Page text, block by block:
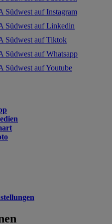
Südwest auf Instagram
Südwest auf Linkedin
Südwest auf Tiktok
Südwest auf Whatsapp
Südwest auf Youtube